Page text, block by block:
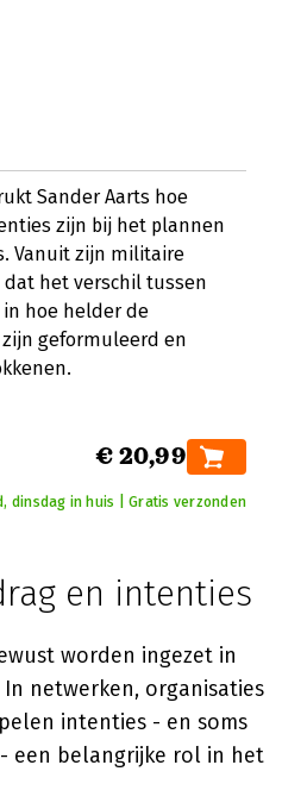
Sander Aarts hoe
zijn bij het plannen
Vanuit zijn militaire
het verschil tussen
hoe helder de
geformuleerd en
€ 20,99
dinsdag in huis | Gratis verzonden
en intenties
worden ingezet in
netwerken, organisaties
intenties - en soms
een belangrijke rol in het